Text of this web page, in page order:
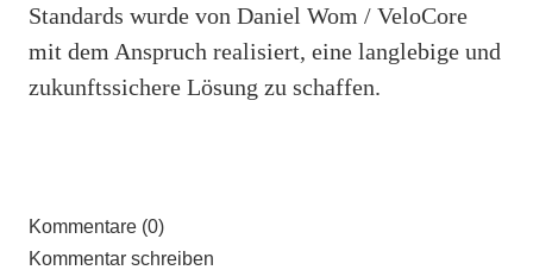
Standards wurde von Daniel Wom / VeloCore
mit dem Anspruch realisiert, eine langlebige und
zukunftssichere Lösung zu schaffen.
Kommentare (0)
Kommentar schreiben